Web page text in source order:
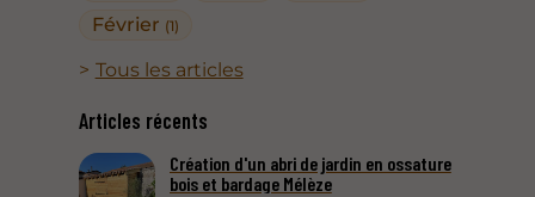
Février (1)
Tous les articles
Articles récents
Création d'un abri de jardin en ossature
bois et bardage Mélèze